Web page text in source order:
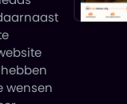
wensen